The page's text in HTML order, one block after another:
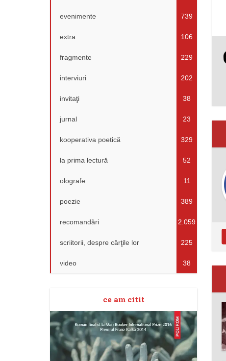
evenimente 739
extra 106
fragmente 229
interviuri 202
invitaţi 38
jurnal 23
kooperativa poetică 329
la prima lectură 52
olografe 11
poezie 389
recomandări 2.059
scriitorii, despre cărţile lor 225
video 38
ce am citit